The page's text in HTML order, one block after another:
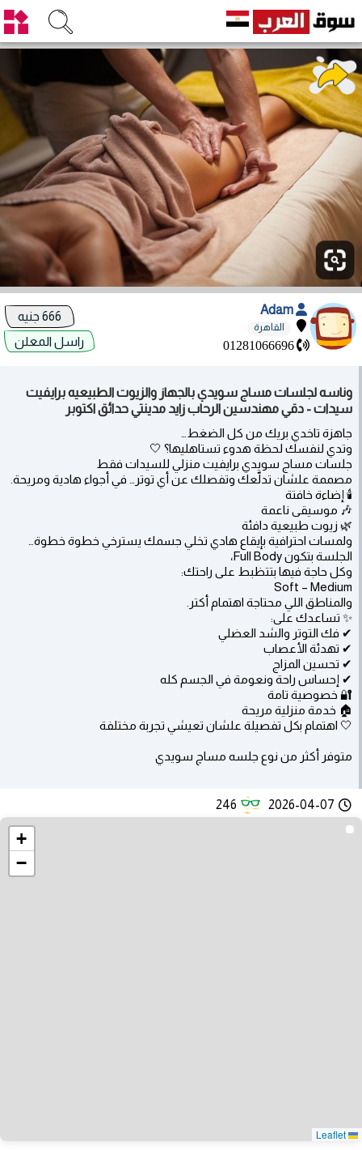
القاهرة
01281066696
راسل المعلن
وناسه لجلسات مساج سويدي بالجهاز والزيوت الطبيعيه برايفيت
سيدات - دقي مهندسين الرحاب زايد مدينتي حدائق اكتوبر
جاهزة تاخدي بريك من كل الضغط…
وتدي لنفسك لحظة هدوء تستاهليها؟ 🤍
جلسات مساج سويدي برايفيت منزلي للسيدات فقط
مصممة علشان تدلّعك وتفصلك عن أي توتر… في أجواء هادية ومريحة.
🕯️ إضاءة خافتة
🎶 موسيقى ناعمة
🌿 زيوت طبيعية دافئة
ولمسات احترافية بإيقاع هادي تخلي جسمك يسترخي خطوة خطوة…
الجلسة بتكون Full Body،
وكل حاجة فيها بتتظبط على راحتك:
Soft – Medium
والمناطق اللي محتاجة اهتمام أكتر.
✨ تساعدك على:
✔ فك التوتر والشد العضلي
✔ تهدئة الأعصاب
✔ تحسين المزاج
✔ إحساس راحة ونعومة في الجسم كله
🔐 خصوصية تامة
🏠 خدمة منزلية مريحة
🤍 اهتمام بكل تفصيلة علشان تعيشي تجربة مختلفة
متوفر أكثر من نوع جلسه مساچ سويدي
2026-04-07
246
+
−